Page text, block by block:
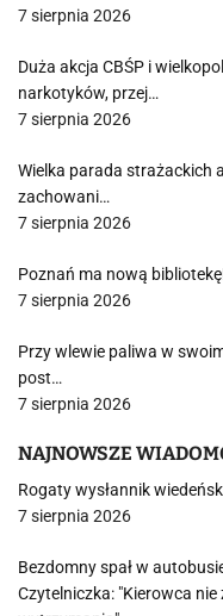
7 sierpnia 2026
Duża akcja CBŚP i
narkotyków, przej…
7 sierpnia 2026
Wielka parada strażackich
zachowani…
7 sierpnia 2026
Poznań ma nową
7 sierpnia 2026
Przy wlewie paliwa w
post…
7 sierpnia 2026
NAJNOWSZE
Rogaty wysłannik
7 sierpnia 2026
Bezdomny spał w
Czytelniczka: "Kierowca